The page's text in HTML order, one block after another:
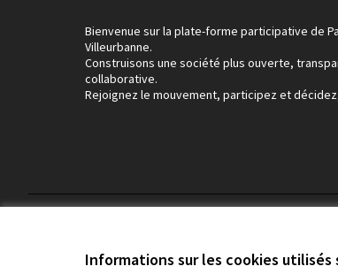
Informations sur les cookies utilisés
Bienvenue sur la plate-forme participative de
Villeurbanne.
Construisons une société plus ouverte,
collaborative.
Rejoignez le mouvement, participez et